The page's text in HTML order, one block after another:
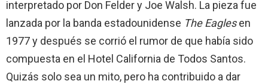
interpretado por Don Felder y Joe Walsh. La pieza fue
lanzada por la banda estadounidense The Eaglesen
1977 y después se corrió el rumor de que había sido
compuesta en el Hotel California de Todos Santos.
Quizás solo sea un mito, pero ha contribuido a dar